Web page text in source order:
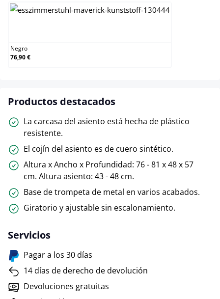
Negro
76,90 €
Productos destacados
La carcasa del asiento está hecha de plástico
resistente.
El cojín del asiento es de cuero sintético.
Altura x Ancho x Profundidad: 76 - 81 x 48 x 57
cm. Altura asiento: 43 - 48 cm.
Base de trompeta de metal en varios acabados.
Giratorio y ajustable sin escalonamiento.
Servicios
Pagar a los 30 días
14 días de derecho de devolución
Devoluciones gratuitas